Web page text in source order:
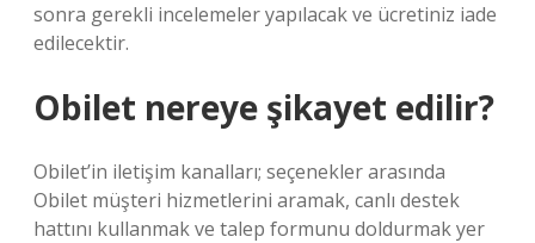
sonra gerekli incelemeler yapılacak ve ücretiniz iade
edilecektir.
Obilet nereye şikayet edilir?
Obilet’in iletişim kanalları; seçenekler arasında
Obilet müşteri hizmetlerini aramak, canlı destek
hattını kullanmak ve talep formunu doldurmak yer